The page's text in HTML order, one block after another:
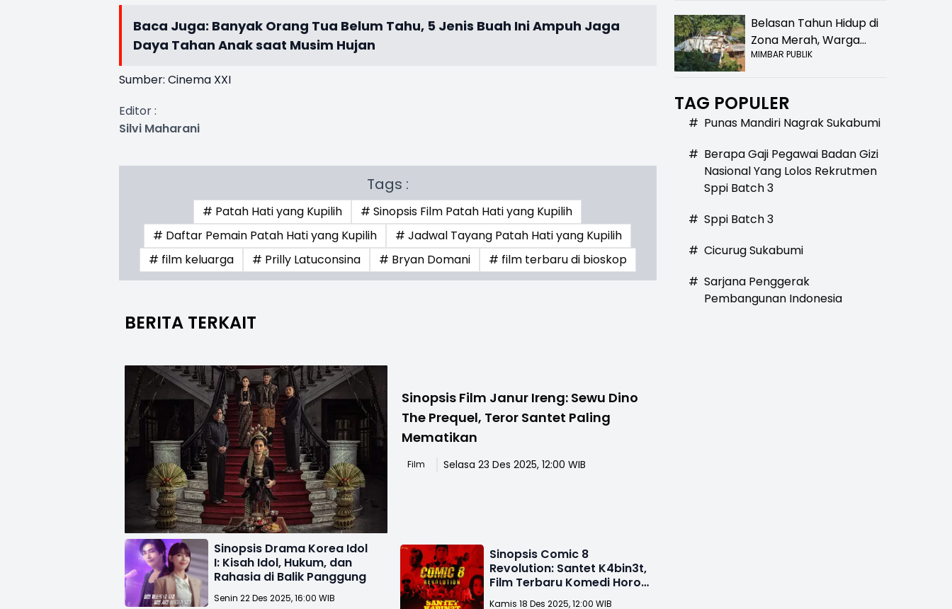
Baca Juga: Banyak Orang Tua Belum Tahu, 5 Jenis Buah Ini Ampuh Jaga
Daya Tahan Anak saat Musim Hujan
Sumber: Cinema XXI
Editor :
Silvi Maharani
Tags :
# Patah Hati yang Kupilih
# Sinopsis Film Patah Hati yang Kupilih
# Daftar Pemain Patah Hati yang Kupilih
# Jadwal Tayang Patah Hati yang Kupilih
# film keluarga
# Prilly Latuconsina # Bryan Domani # film terbaru di bioskop
BERITA TERKAIT
Sinopsis Film Janur Ireng: Sewu Dino
The Prequel, Teror Santet Paling
Mematikan
Film Selasa 23 Des 2025, 12:00 WIB
Sinopsis Drama Korea Idol
I: Kisah Idol, Hukum, dan
Rahasia di Balik Panggung
Senin 22 Des 2025, 16:00 WIB
Sinopsis Comic 8
Revolution: Santet K4bin3t,
Film Terbaru Komedi Horor
Bernuansa Satir Politik
Kamis 18 Des 2025, 12:00 WIB
Belasan Tahun Hidup di
Zona Merah, Warga
Kampung Nangewer
Relokasi
MIMBAR PUBLIK
TAG POPULER
# Punas Mandiri Nagrak Sukabumi
# Berapa Gaji Pegawai Badan Gizi
Nasional Yang Lolos Rekrutmen
Sppi Batch 3
# Sppi Batch 3
# Cicurug Sukabumi
# Sarjana Penggerak
Pembangunan Indonesia